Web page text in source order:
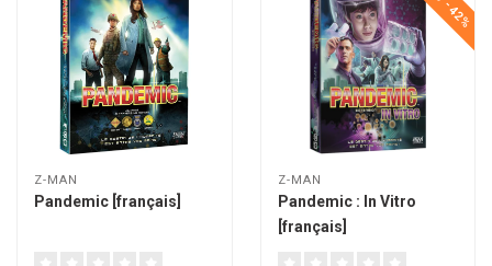
Z-MAN
Pandemic [français]
Z-MAN
Pandemic : In Vitro
[français]